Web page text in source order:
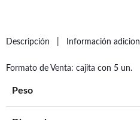
Descripción Información
Formato de Venta: cajita con 5 un.
Peso